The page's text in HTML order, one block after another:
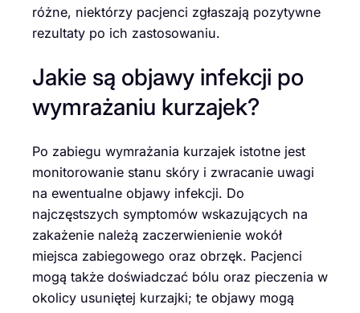
różne, niektórzy pacjenci zgłaszają pozytywne
rezultaty po ich zastosowaniu.
Jakie są objawy infekcji po
wymrażaniu kurzajek?
Po zabiegu wymrażania kurzajek istotne jest
monitorowanie stanu skóry i zwracanie uwagi
na ewentualne objawy infekcji. Do
najczęstszych symptomów wskazujących na
zakażenie należą zaczerwienienie wokół
miejsca zabiegowego oraz obrzęk. Pacjenci
mogą także doświadczać bólu oraz pieczenia w
okolicy usuniętej kurzajki; te objawy mogą